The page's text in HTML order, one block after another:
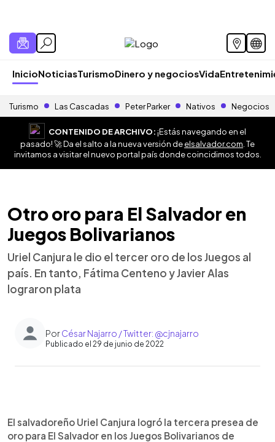
InicioNoticiasTurismoDinero y negociosVida
Turismo Las Cascadas Peter Parker Nativos Negocios
CONTENIDO DE ARCHIVO:¡Estás navegando en el
pasado! 🚀 Da el salto a la nueva versión deelsalvador.com . Te
invitamos a visitar el nuevo portal país donde coincidimos todos.
Otro oro para El Salvador en
Juegos Bolivarianos
Uriel Canjura le dio el tercer oro de los Juegos al
país. En tanto, Fátima Centeno y Javier Alas
lograron plata
PorCésar Najarro / Twitter: @cjnajarro
Publicado el 29 de junio de 2022
► Escuchar artículo
El salvadoreño Uriel Canjura logró la tercera presea de
oro para El Salvador en los Juegos Bolivarianos de